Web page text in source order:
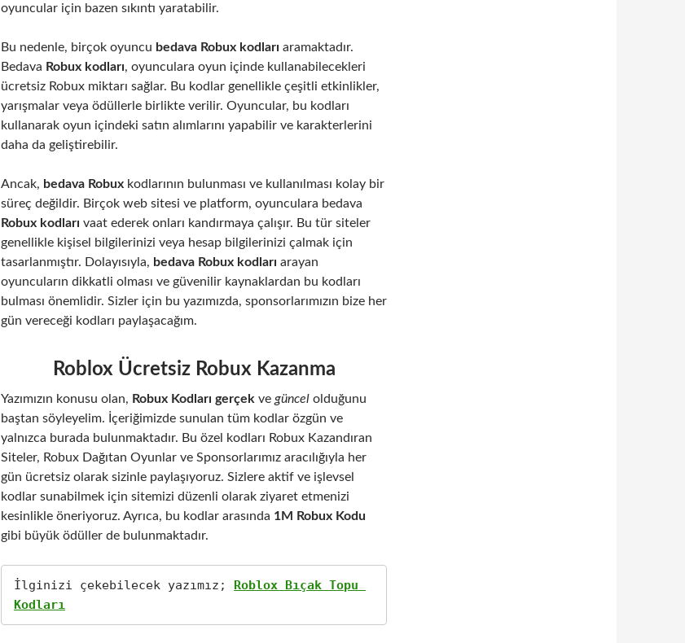
oyuncular için bazen sıkıntı yaratabilir.
Bu nedenle, birçok oyuncu bedava Robux kodları aramaktadır.
Bedava Robux kodları, oyunculara oyun içinde kullanabilecekleri
ücretsiz Robux miktarı sağlar. Bu kodlar genellikle çeşitli etkinlikler,
yarışmalar veya ödüllerle birlikte verilir. Oyuncular, bu kodları
kullanarak oyun içindeki satın alımlarını yapabilir ve karakterlerini
daha da geliştirebilir.
Ancak, bedava Robux kodlarının bulunması ve kullanılması kolay bir
süreç değildir. Birçok web sitesi ve platform, oyunculara bedava
Robux kodları vaat ederek onları kandırmaya çalışır. Bu tür siteler
genellikle kişisel bilgilerinizi veya hesap bilgilerinizi çalmak için
tasarlanmıştır. Dolayısıyla, bedava Robux kodları arayan
oyuncuların dikkatli olması ve güvenilir kaynaklardan bu kodları
bulması önemlidir. Sizler için bu yazımızda, sponsorlarımızın bize her
gün vereceği kodları paylaşacağım.
Roblox Ücretsiz Robux Kazanma
Yazımızın konusu olan, Robux Kodları gerçek ve güncel olduğunu
baştan söyleyelim. İçeriğimizde sunulan tüm kodlar özgün ve
yalnızca burada bulunmaktadır. Bu özel kodları Robux Kazandıran
Siteler, Robux Dağıtan Oyunlar ve Sponsorlarımız aracılığıyla her
gün ücretsiz olarak sizinle paylaşıyoruz. Sizlere aktif ve işlevsel
kodlar sunabilmek için sitemizi düzenli olarak ziyaret etmenizi
kesinlikle öneriyoruz. Ayrıca, bu kodlar arasında 1M Robux Kodu
gibi büyük ödüller de bulunmaktadır.
İlginizi çekebilecek yazımız; Roblox Bıçak Topu
Kodları